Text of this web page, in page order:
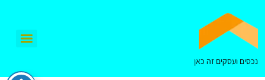
נכסים ועסקים זה כאן